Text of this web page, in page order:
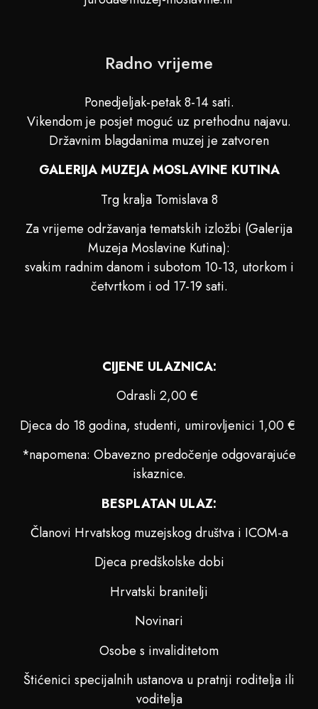
Radno vrijeme
Ponedjeljak-petak 8-14 sati.
Vikendom je posjet moguć uz prethodnu najavu.
Državnim blagdanima muzej je zatvoren
GALERIJA MUZEJA MOSLAVINE KUTINA
Trg kralja Tomislava 8
Za vrijeme održavanja tematskih izložbi (Galerija
Muzeja Moslavine Kutina):
svakim radnim danom i subotom 10-13, utorkom i
četvrtkom i od 17-19 sati.
CIJENE ULAZNICA:
Odrasli 2,00 €
Djeca do 18 godina, studenti, umirovljenici 1,00 €
*napomena: Obavezno predočenje odgovarajuće
iskaznice.
BESPLATAN ULAZ:
Članovi Hrvatskog muzejskog društva i ICOM-a
Djeca predškolske dobi
Hrvatski branitelji
Novinari
Osobe s invaliditetom
Štićenici specijalnih ustanova u pratnji roditelja ili
voditelja